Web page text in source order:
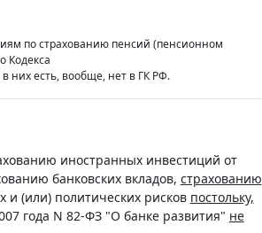
по страхованию пенсий (пенсионном
Кодекса
них есть, вообще, нет в ГК РФ.
иностранных инвестиций от
банковских вкладов, страхованию
и (или) политических рисков постольку,
года N 82-ФЗ "О банке развития" не